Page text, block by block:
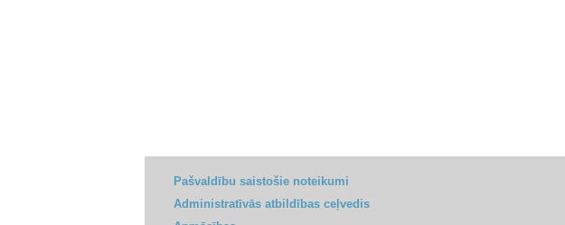
Pašvaldību saistošie noteikumi
Administratīvās atbildības ceļvedis